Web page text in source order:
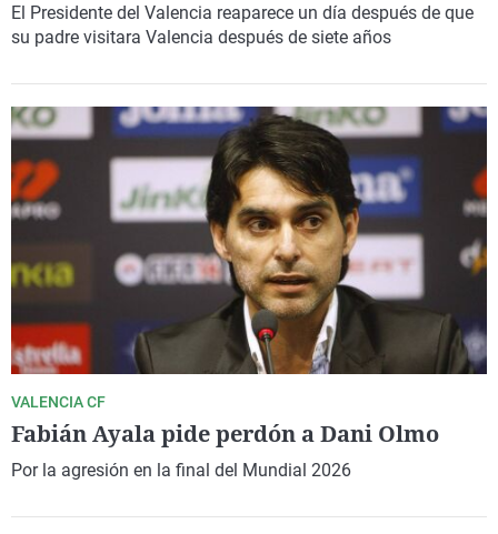
El Presidente del Valencia reaparece un día después de que
su padre visitara Valencia después de siete años
VALENCIA CF
Fabián Ayala pide perdón a Dani Olmo
Por la agresión en la final del Mundial 2026